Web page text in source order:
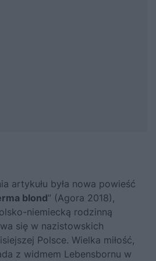
artykułu była nowa powieść
blond” (Agora 2018) ,
niemiecką rodzinną
się w nazistowskich
Polsce. Wielka miłość,
z widmem Lebensbornu w